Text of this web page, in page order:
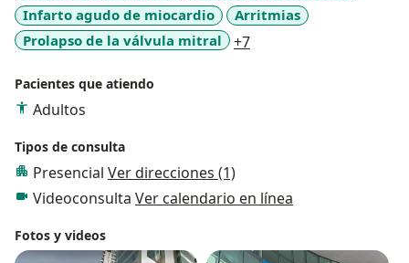
Infarto agudo de miocardio
Arritmias
Prolapso de la válvula mitral
+7
Pacientes que atiendo
Adultos
Tipos de consulta
Presencial Ver direcciones (1)
Videoconsulta Ver calendario en línea
Fotos y videos